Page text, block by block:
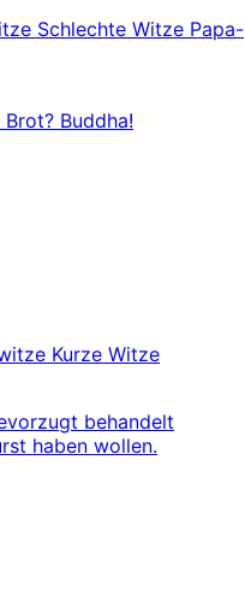
Schlechte Witze Papa-
Buddha!
Kurze Witze
behandelt
haben wollen.